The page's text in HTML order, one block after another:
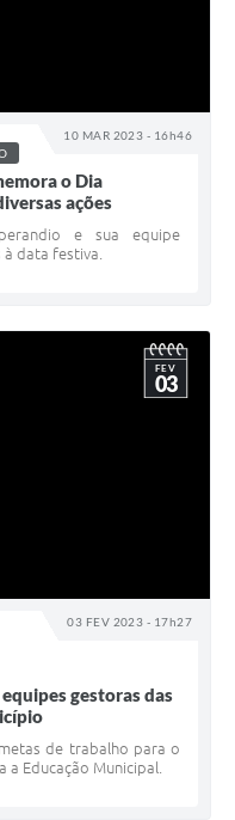
10 MAR 2023 - 16h46
o Dia
ações
e sua equipe
data festiva.
03 FEV 2023 - 17h27
FEV
03
gestoras das
de trabalho para o
Educação Municipal.